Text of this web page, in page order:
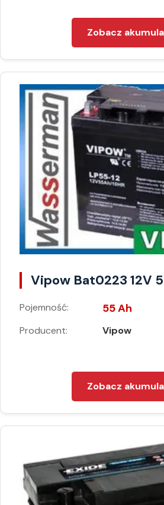
Zobacz
Vipow Bat0223 12V
Pojemność: 55 Ah
Producent: Vipow
Zobacz